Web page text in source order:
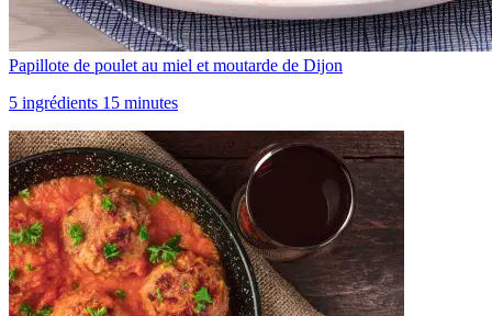
Papillote de poulet au miel et moutarde de Dijon
5 ingrédients 15 minutes